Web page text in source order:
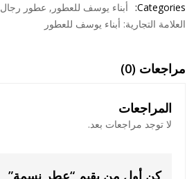
الأصلي
هو:
الحالي
هو:
Categories: أبناء يوسف للعطور , عطور رجال
العلامة التجارية: أبناء يوسف للعطور
مراجعات (0)
المراجعات
لا توجد مراجعات بعد.
كن أول من يقيم “عطر نسمة”